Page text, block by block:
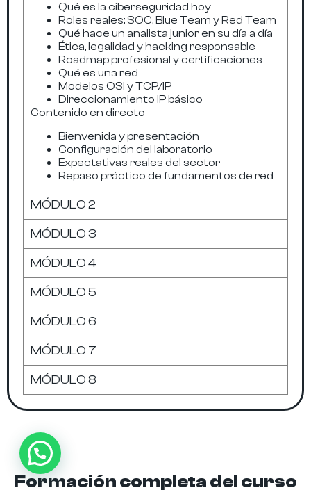
Qué es la ciberseguridad hoy
Roles reales: SOC, Blue Team y Red Team
Qué hace un analista junior en su día a día
Ética, legalidad y hacking responsable
Roadmap profesional y certificaciones
Qué es una red
Modelos OSI y TCP/IP
Direccionamiento IP básico
Contenido en directo
Bienvenida y presentación
Configuración del laboratorio
Expectativas reales del sector
Repaso práctico de fundamentos de red
MÓDULO 2
MÓDULO 3
MÓDULO 4
MÓDULO 5
MÓDULO 6
MÓDULO 7
MÓDULO 8
Formación completa del curso